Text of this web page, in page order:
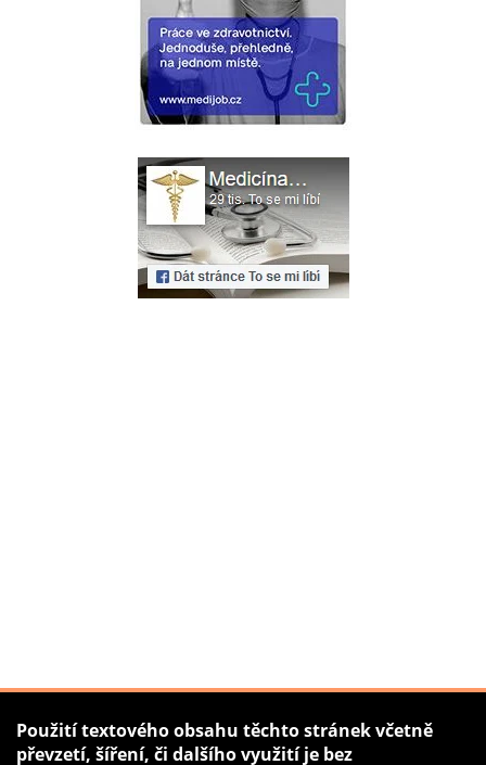
Použití textového obsahu těchto stránek včetně
převzetí, šíření, či dalšího využití je bez